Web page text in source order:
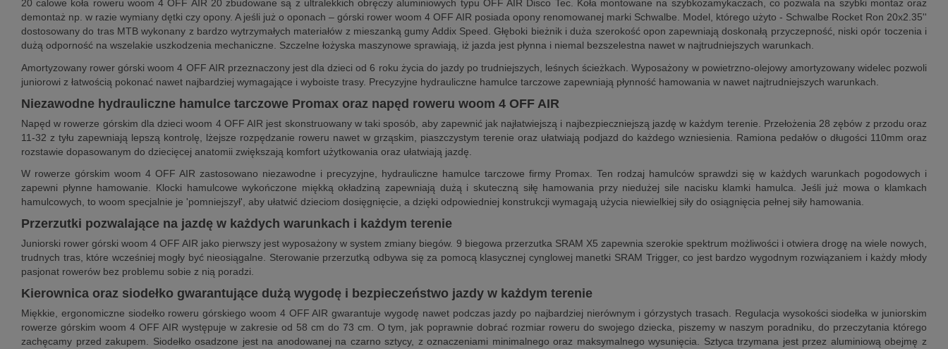
20 calowe koła roweru woom 4 OFF AIR 20 zbudowane są z ultralekkich obręczy aluminiowych typu OFF AIR Disco Tec. Koła montowane na szybkozamykaczach, co pozwala na szybki montaż oraz
demontaż np. w razie wymiany dętki czy opony. A jeśli już o oponach – górski rower woom 4 OFF AIR posiada opony renomowanej marki Schwalbe. Model, którego użyto - Schwalbe Rocket Ron 20x2.35''
dostosowany do tras MTB wykonany z bardzo wytrzymałych materiałów z mieszanką gumy Addix Speed. Głęboki bieżnik i duża szerokość opon zapewniają doskonałą przyczepność, niski opór toczenia i
dużą odporność na wszelakie uszkodzenia mechaniczne. Szczelne łożyska maszynowe sprawiają, iż jazda jest płynna i niemal bezszelestna nawet w najtrudniejszych warunkach.
Amortyzowany rower górski woom 4 OFF AIR przeznaczony jest dla dzieci od 6 roku życia do jazdy po trudniejszych, leśnych ścieżkach. Wyposażony w powietrzno-olejowy amortyzowany widelec pozwoli
juniorowi z łatwością pokonać nawet najbardziej wymagające i wyboiste trasy. Precyzyjne hydrauliczne hamulce tarczowe zapewniają płynność hamowania w nawet najtrudniejszych warunkach.
Niezawodne hydrauliczne hamulce tarczowe Promax oraz napęd roweru woom 4 OFF AIR
Napęd w rowerze górskim dla dzieci woom 4 OFF AIR jest skonstruowany w taki sposób, aby zapewnić jak najłatwiejszą i najbezpieczniejszą jazdę w każdym terenie. Przełożenia 28 zębów z przodu oraz
11-32 z tyłu zapewniają lepszą kontrolę, lżejsze rozpędzanie roweru nawet w grząskim, piaszczystym terenie oraz ułatwiają podjazd do każdego wzniesienia. Ramiona pedałów o długości 110mm oraz
rozstawie dopasowanym do dziecięcej anatomii zwiększają komfort użytkowania oraz ułatwiają jazdę.
W rowerze górskim woom 4 OFF AIR zastosowano niezawodne i precyzyjne, hydrauliczne hamulce tarczowe firmy Promax. Ten rodzaj hamulców sprawdzi się w każdych warunkach pogodowych i
zapewni płynne hamowanie. Klocki hamulcowe wykończone miękką okładziną zapewniają dużą i skuteczną siłę hamowania przy niedużej sile nacisku klamki hamulca. Jeśli już mowa o klamkach
hamulcowych, to woom specjalnie je 'pomniejszył', aby ułatwić dzieciom dosięgnięcie, a dzięki odpowiedniej konstrukcji wymagają użycia niewielkiej siły do osiągnięcia pełnej siły hamowania.
Przerzutki pozwalające na jazdę w każdych warunkach i każdym terenie
Juniorski rower górski woom 4 OFF AIR jako pierwszy jest wyposażony w system zmiany biegów. 9 biegowa przerzutka SRAM X5 zapewnia szerokie spektrum możliwości i otwiera drogę na wiele nowych,
trudnych tras, które wcześniej mogły być nieosiągalne. Sterowanie przerzutką odbywa się za pomocą klasycznej cynglowej manetki SRAM Trigger, co jest bardzo wygodnym rozwiązaniem i każdy młody
pasjonat rowerów bez problemu sobie z nią poradzi.
Kierownica oraz siodełko gwarantujące dużą wygodę i bezpieczeństwo jazdy w każdym terenie
Miękkie, ergonomiczne siodełko roweru górskiego woom 4 OFF AIR gwarantuje wygodę nawet podczas jazdy po najbardziej nierównym i górzystych trasach. Regulacja wysokości siodełka w juniorskim
rowerze górskim woom 4 OFF AIR występuje w zakresie od 58 cm do 73 cm. O tym, jak poprawnie dobrać rozmiar roweru do swojego dziecka, piszemy w naszym poradniku, do przeczytania którego
zachęcamy przed zakupem. Siodełko osadzone jest na anodowanej na czarno sztycy, z oznaczeniami minimalnego oraz maksymalnego wysunięcia. Sztyca trzymana jest przez aluminiową obejmę z